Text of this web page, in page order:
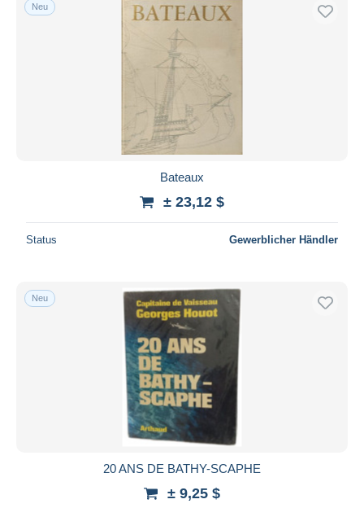
Neu
Bateaux
± 23,12 $
Status Gewerblicher Händler
Neu
20 ANS DE BATHY-SCAPHE
± 9,25 $